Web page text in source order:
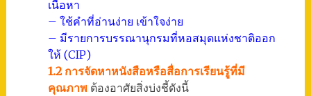
เนื้อหา
– ใช้คำที่อ่านง่าย เข้าใจง่าย
– มีรายการบรรณานุกรมที่หอสมุดแห่งชาติออก
ให้ (CIP)
1.2 การจัดหาหนังสือหรือสื่อการเรียนรู้ที่มี
คุณภาพ ต้องอาศัยสิ่งบ่งชี้ดังนี้